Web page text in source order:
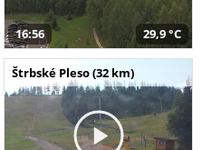
16:56 29,9 °C
Štrbské Pleso (32 km)